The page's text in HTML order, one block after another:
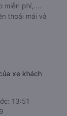
những đơn vị
từ Bù
được đánh
nhân viên tư
mắc của hành
hiện đại
phí,....